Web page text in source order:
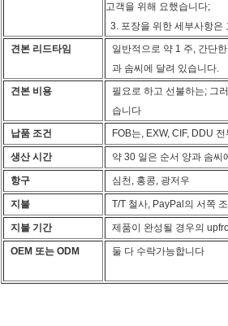
고객을 위해 요했습니다;
3. 포장을 위한 세부사항은
견본 리드타임
일반적으로 약 1 주, 간단
과 솜씨에 달려 있습니다.
견본 비용
필요로 하고 선불하는; 그
습니다
납품 조건
FOB는, EXW, CIF, DDU
생산 시간 약 30 일은 순서 양과 솜씨
항구 심천, 홍콩, 광저우
지불 T/T 철사, PayPal의 서쪽
지불 기간 제품이 완성될 경우의
OEM 또는 ODM 둘 다 수락가능합니다